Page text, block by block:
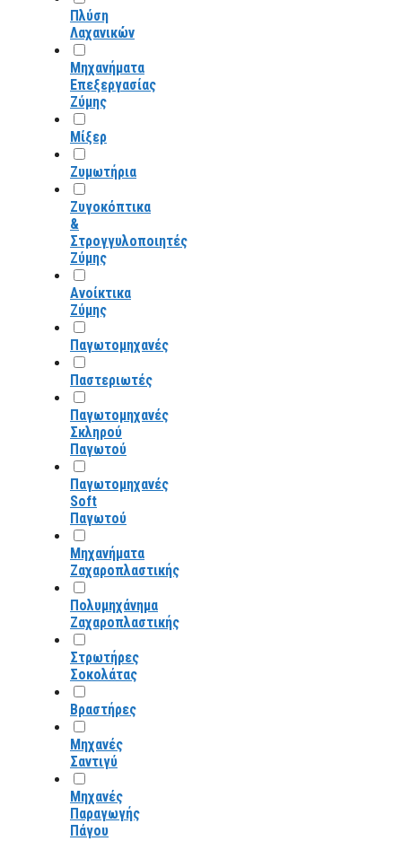
Πλύση
Λαχανικών
Μηχανήματα
Επεξεργασίας
Ζύμης
Μίξερ
Ζυμωτήρια
Ζυγοκόπτικα
&
Στρογγυλοποιητές
Ζύμης
Ανοίκτικα
Ζύμης
Παγωτομηχανές
Παστεριωτές
Παγωτομηχανές
Σκληρού
Παγωτού
Παγωτομηχανές
Soft
Παγωτού
Μηχανήματα
Ζαχαροπλαστικής
Πολυμηχάνημα
Ζαχαροπλαστικής
Στρωτήρες
Σοκολάτας
Βραστήρες
Μηχανές
Σαντιγύ
Μηχανές
Παραγωγής
Πάγου